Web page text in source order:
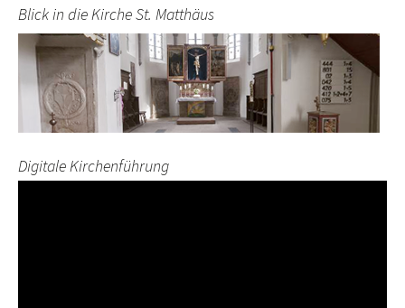
Blick in die Kirche St. Matthäus
Digitale Kirchenführung